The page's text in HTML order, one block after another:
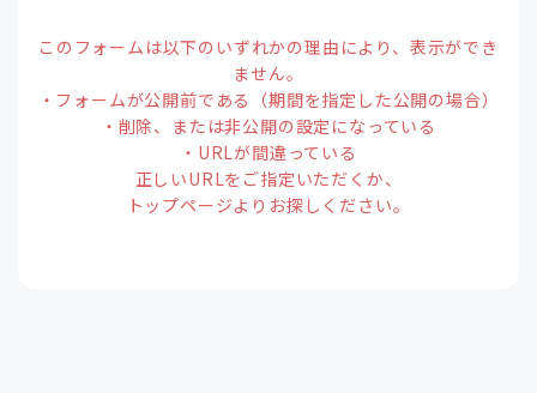
このフォームは以下のいずれかの理由により、表示ができ
ません。
・フォームが公開前である（期間を指定した公開の場合）
・削除、または非公開の設定になっている
・URLが間違っている
正しいURLをご指定いただくか、
トップページよりお探しください。